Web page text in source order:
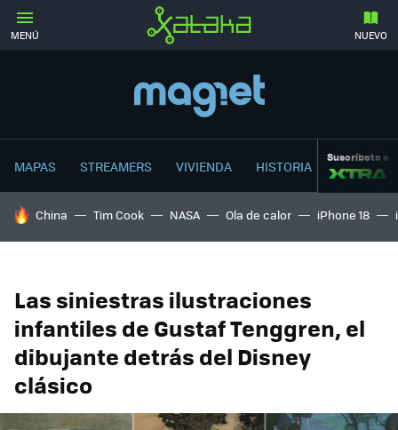
MENÚ NUEVO
MAPAS STREAMERS VIVIENDA HISTORIA Suscríbete a
HOY SE HABLA DE
China Tim Cook NASA Ola de calor iPhone 18
Las siniestras ilustraciones
infantiles de Gustaf Tenggren, el
dibujante detrás del Disney
clásico